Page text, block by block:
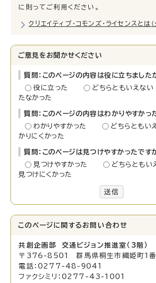
に則ってご利用ください。
クリエイティブ・コモンズ・ライセンスとは
ご意見をお聞かせください
質問：このページの内容は役に立ちました
役に立った
どちらともいえな
たなかった
質問：このページの内容はわかりやすかっ
わかりやすかった
どちらともい
かりにくかった
質問：このページは見つけやすかったです
見つけやすかった
どちらとも
見つけにくかった
送信
このページに関する お問い合わせ
共創企画部 交通ビジョン推進室（3階）
〒376-8501 群馬県桐生市織姫町1
電話：0277-48-9041
ファクシミリ：0277-43-1001